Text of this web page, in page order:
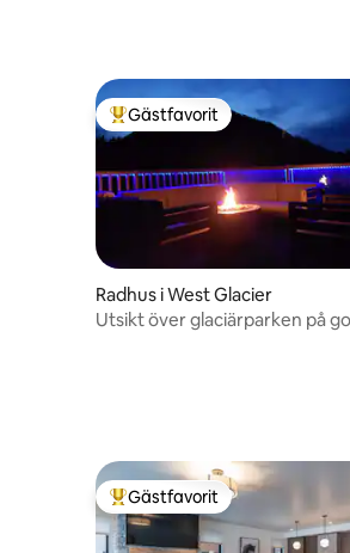
Populär gästfavorit
Gästfavorit
Radhus i West Glacier
Utsikt över glaciärparken på
Populär gästfavorit
Gästfavorit